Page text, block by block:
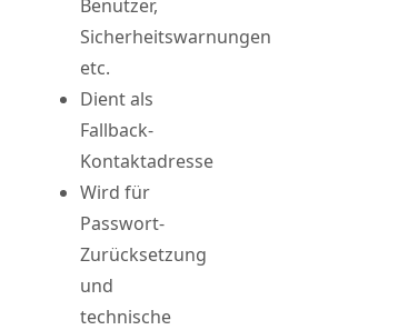
Benutzer,
Sicherheitswarnungen
etc.
Dient als
Fallback-
Kontaktadresse
Wird für
Passwort-
Zurücksetzung
und
technische